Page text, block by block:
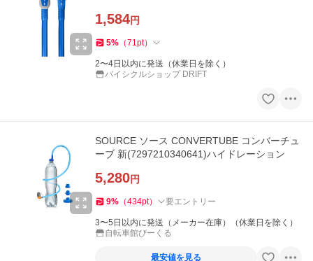
1,584円
5% （71pt）
2〜4日以内に発送（休業日を除く）
バイシクルショップ DRIFT
SOURCE ソース CONVERTUBE コンバーチュ
ーブ 新(7297210340641)ハイドレーション
5,280円
9% （434pt） 要エントリー
3〜5日以内に発送（メーカー在庫）（休業日を除く）
自転車館びーくる
最安値を見る